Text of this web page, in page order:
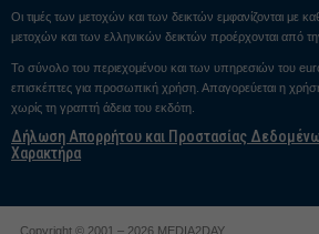
Οι τιμές των μετοχών και των δεικτών εμφανίζονται με
μετοχών και των ελληνικών δεικτών προέρχονται από
Το σύνολο του περιεχομένου και των υπηρεσιών του
επισκέπτες για προσωπική χρήση. Απαγορεύεται η
χωρίς τη γραπτή άδεια του εκδότη.
Δήλωση Απορρήτου και Προστασίας
Χαρακτήρα
Copyright © 2001 – 2026 MEDIA2DAY